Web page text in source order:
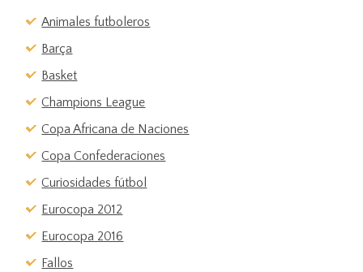
Animales futboleros
Barça
Basket
Champions League
Copa Africana de Naciones
Copa Confederaciones
Curiosidades fútbol
Eurocopa 2012
Eurocopa 2016
Fallos